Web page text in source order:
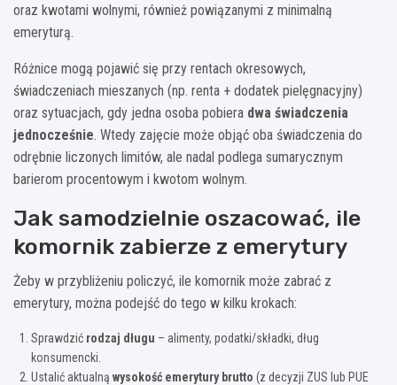
oraz kwotami wolnymi, również powiązanymi z minimalną
emeryturą.
Różnice mogą pojawić się przy rentach okresowych,
świadczeniach mieszanych (np. renta + dodatek pielęgnacyjny)
oraz sytuacjach, gdy jedna osoba pobiera dwa świadczenia
jednocześnie. Wtedy zajęcie może objąć oba świadczenia do
odrębnie liczonych limitów, ale nadal podlega sumarycznym
barierom procentowym i kwotom wolnym.
Jak samodzielnie oszacować, ile
komornik zabierze z emerytury
Żeby w przybliżeniu policzyć, ile komornik może zabrać z
emerytury, można podejść do tego w kilku krokach:
Sprawdzić rodzaj długu – alimenty, podatki/składki, dług
konsumencki.
Ustalić aktualną wysokość emerytury brutto (z decyzji ZUS lub PUE